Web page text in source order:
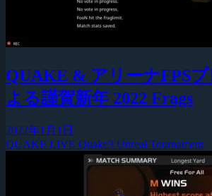
QUAKE & アリーナFPS
よる謹賀新年 2022 Frags
2022年1月1日
QUAKE LIVE Quake3 Unreal Tournament